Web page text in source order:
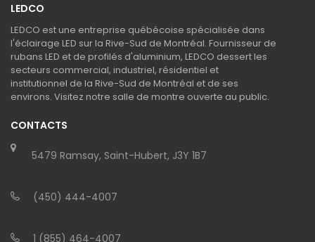
LEDCO
LEDCO est une entreprise québécoise spécialisée dans
l'éclairage LED sur la Rive-Sud de Montréal. Fournisseur de
rubans LED et de profilés d'aluminium, LEDCO dessert les
secteurs commercial, industriel, résidentiel et
institutionnel de la Rive-Sud de Montréal et de ses
environs. Visitez notre salle de montre ouverte au public.
CONTACTS
5479 Ramsay, Saint-Hubert, J3Y 1B7
(450) 444-4007
1 (855) 464-4007